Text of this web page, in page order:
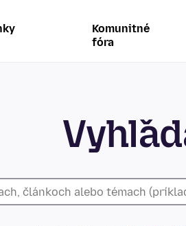
Komunitné
fóra